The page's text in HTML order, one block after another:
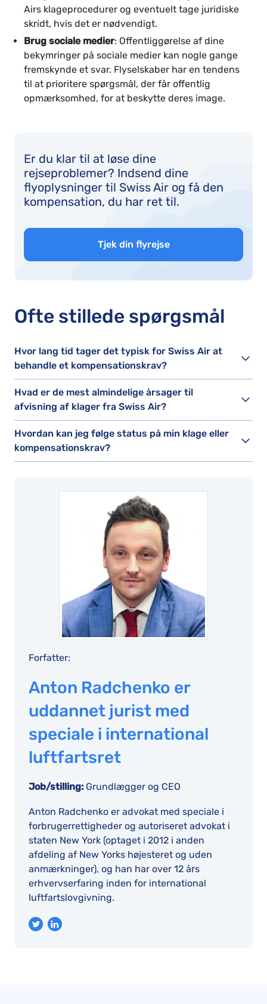
Airs klageprocedurer og eventuelt tage juridiske
skridt, hvis det er nødvendigt.
Brug sociale medier: Offentliggørelse af dine
bekymringer på sociale medier kan nogle gange
fremskynde et svar. Flyselskaber har en tendens
til at prioritere spørgsmål, der får offentlig
opmærksomhed, for at beskytte deres image.
Er du klar til at løse dine
rejseproblemer? Indsend dine
flyoplysninger til Swiss Air og få den
kompensation, du har ret til.
Tjek din flyrejse
Ofte stillede spørgsmål
Hvor lang tid tager det typisk for Swiss Air at
behandle et kompensationskrav?
Hvad er de mest almindelige årsager til
afvisning af klager fra Swiss Air?
Hvordan kan jeg følge status på min klage eller
kompensationskrav?
Forfatter:
Anton Radchenko er
uddannet jurist med
speciale i international
luftfartsret
Job/stilling: Grundlægger og CEO
Anton Radchenko er advokat med speciale i
forbrugerrettigheder og autoriseret advokat i
staten New York (optaget i 2012 i anden
afdeling af New Yorks højesteret og uden
anmærkninger), og han har over 12 års
erhvervserfaring inden for international
luftfartslovgivning.